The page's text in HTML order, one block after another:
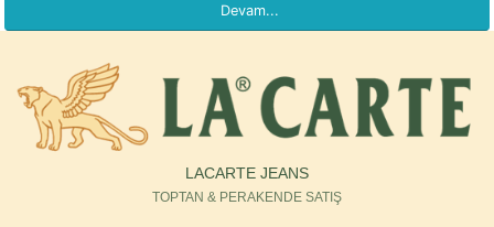
Devam...
LACARTE JEANS
TOPTAN & PERAKENDE SATIŞ